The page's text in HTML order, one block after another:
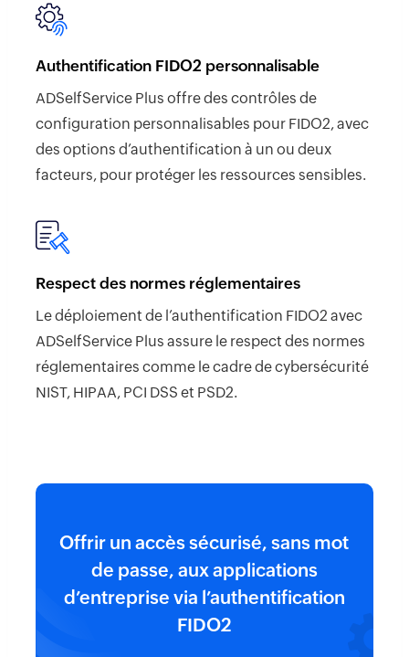
Authentification FIDO2 personnalisable
ADSelfService Plus offre des contrôles de
configuration personnalisables pour FIDO2, avec
des options d’authentification à un ou deux
facteurs, pour protéger les ressources sensibles.
Respect des normes réglementaires
Le déploiement de l’authentification FIDO2 avec
ADSelfService Plus assure le respect des normes
réglementaires comme le cadre de cybersécurité
NIST, HIPAA, PCI DSS et PSD2.
Offrir un accès sécurisé, sans mot
de passe, aux applications
d’entreprise via l’authentification
FIDO2